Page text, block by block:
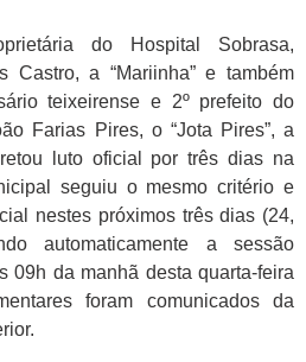
do Hospital Sobrasa,
Castro, a “Mariinha” e também
teixeirense e 2º prefeito do
Farias Pires, o “Jota Pires”, a
luto oficial por três dias na
seguiu o mesmo critério e
nestes próximos três dias (24,
automaticamente a sessão
09h da manhã desta quarta-feira
foram comunicados da